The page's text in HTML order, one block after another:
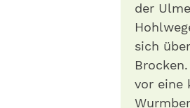
der
sich
vor eine